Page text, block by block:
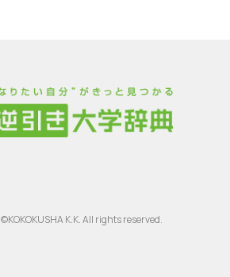
©KOKOKUSHA K.K. All rights reserved.